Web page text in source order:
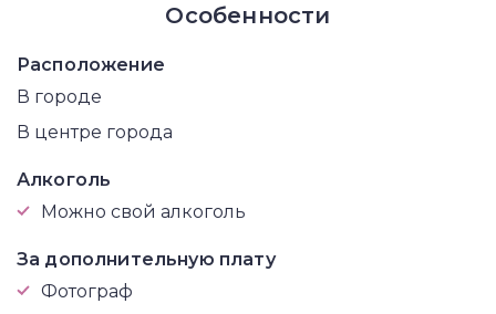
Особенности
Расположение
В городе
В центре города
Алкоголь
Можно свой алкоголь
За дополнительную плату
Фотограф